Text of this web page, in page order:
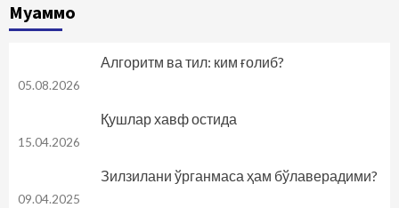
Муаммо
Алгоритм ва тил: ким ғолиб?
05.08.2026
Қушлар хавф остида
15.04.2026
Зилзилани ўрганмаса ҳам бўлаверадими?
09.04.2025